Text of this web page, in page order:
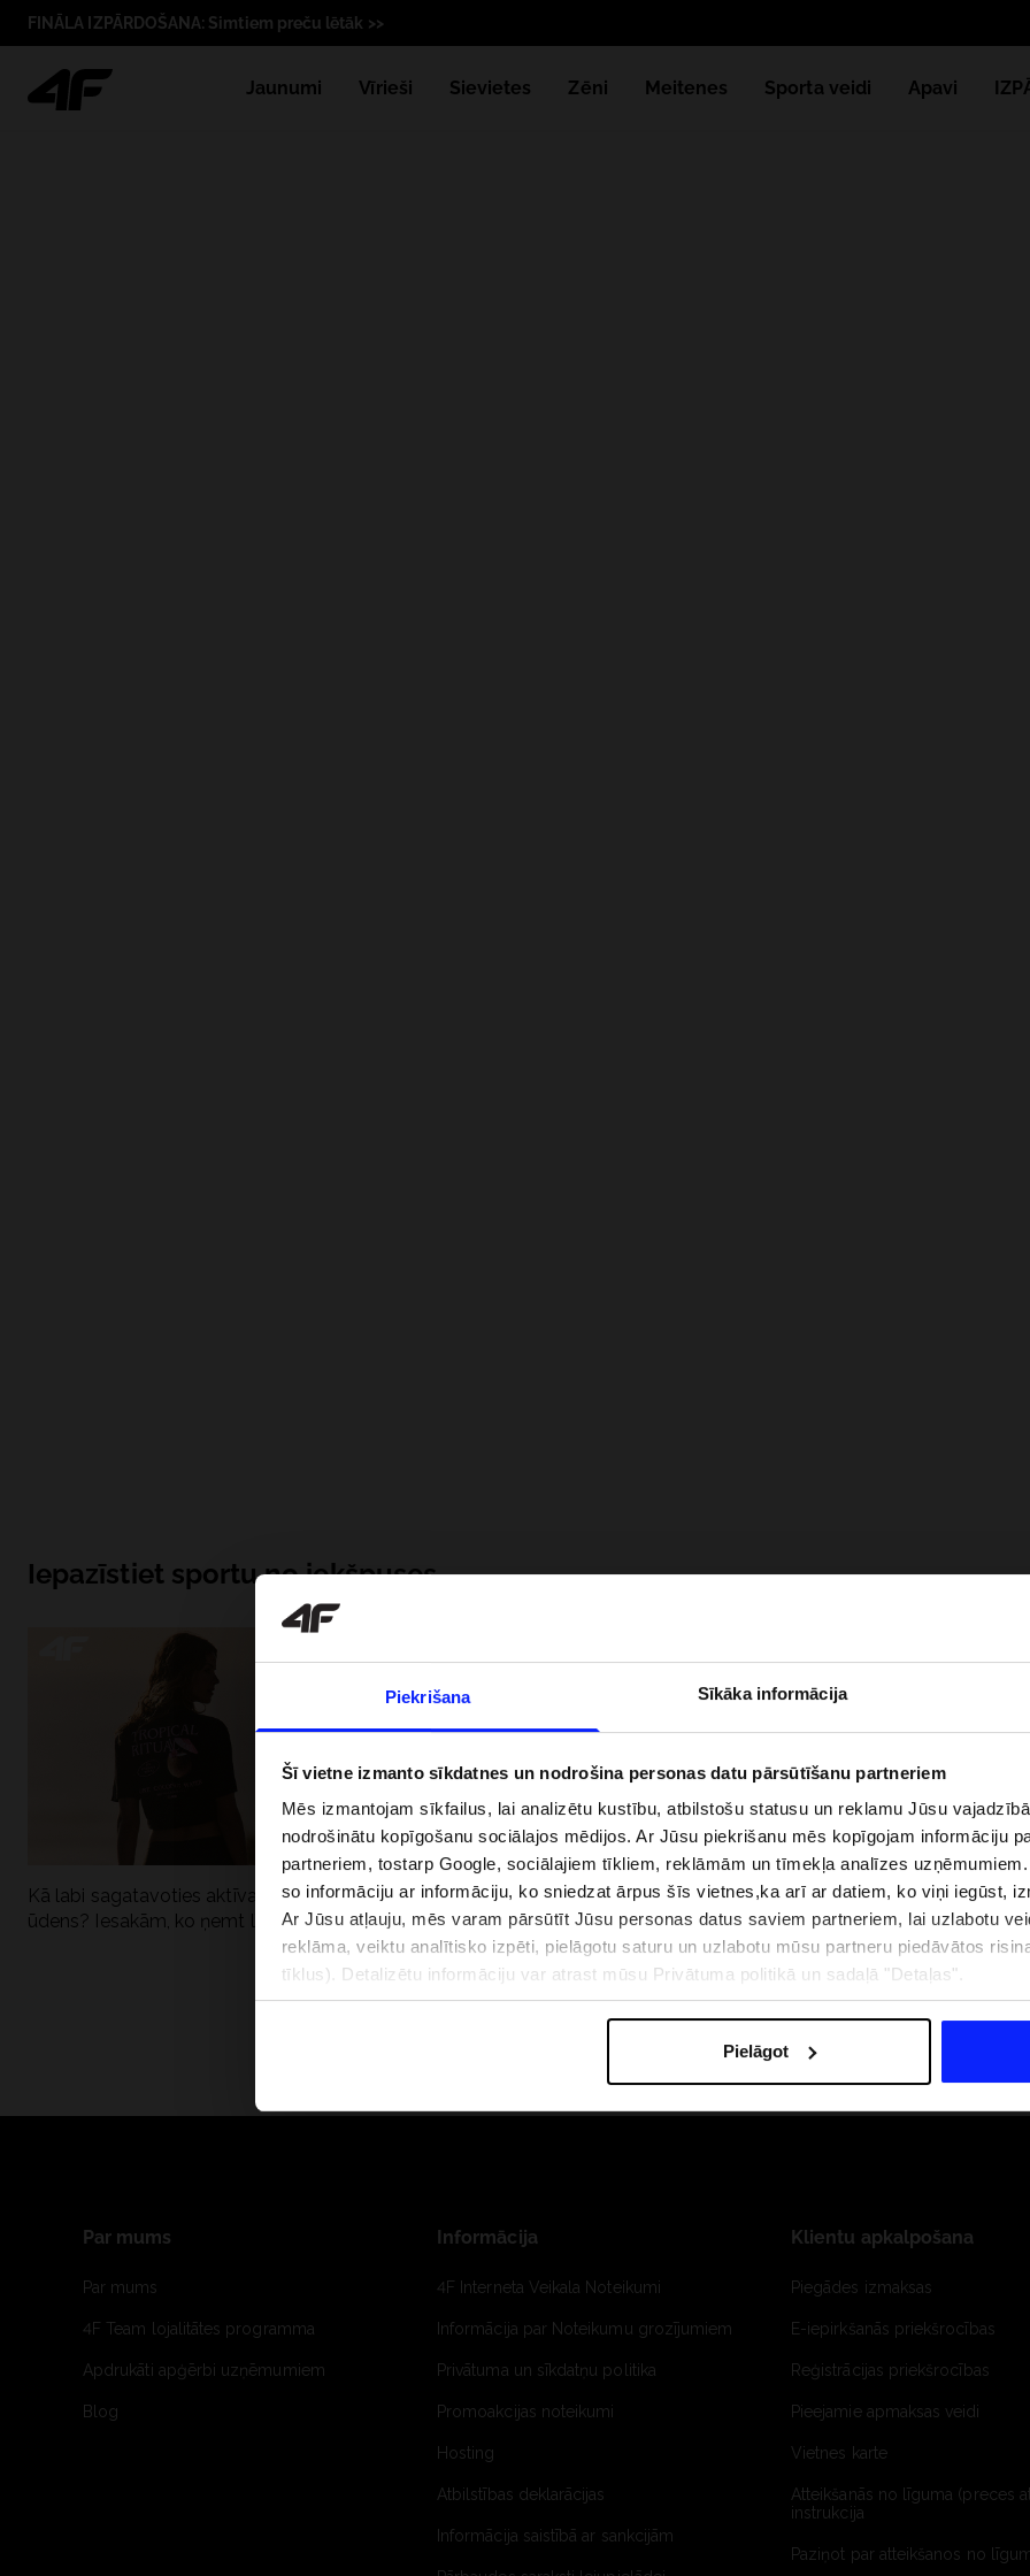
Piekrišana Sīkāka informācija
Šī vietne izmanto sīkdatnes un nodrošina personas datu pārsūtīšanu partneriem
Mēs izmantojam sīkfailus, lai analizētu kustību, atbilstošu statusu un reklamu Jūsu
nodrošinātu kopīgošanu sociālajos mēdijos. Ar Jūsu piekrišanu mēs kopīgojam informāciju
partneriem, tostarp Google, sociālajiem tīkliem, reklāmām un tīmekļa analīzes
so informāciju ar informāciju, ko sniedzat ārpus šīs vietnes,ka arī ar datiem, ko viņi iegūst,
Ar Jūsu atļauju, mēs varam pārsūtīt Jūsu personas datus saviem partneriem, lai uzlabotu
reklāma, veiktu analītisko izpēti, pielāgotu saturu un uzlabotu mūsu partneru piedāvātos
tīklus). Detalizētu informāciju var atrast mūsu Privātuma politikā un sadaļā "Detaļas".
Pielāgot
FINĀLA IZPĀRDOŠANA: Simtiem preču lētāk >> Saņem
Jaunumi Vīrieši Sievietes Zēni Meitenes Sporta veidi Apavi
Iepazīstiet sportu no iekšpuses
Kā labi sagatavoties aktīvai dienai pie
ūdens? Iesakām, ko ņemt līdzi
Kāpēc UV aizsardzībai pie ūdens jābūt
dubultai: UPF apģērbs + SPF
Jaunā 4F tenisa un padela kolekcija.
Sportiska funkcionalitāte satiekas ar
mūsdienīgu stilu
VEIKALU ADRESES B2B 4F TEAM LOJALITĀTES
Par mums
Par mums
4F Team lojalitātes programma
Apdrukāti apģērbi uzņēmumiem
Blog
Informācija
4F Interneta Veikala Noteikumi
Informācija par Noteikumu grozījumiem
Privātuma un sīkdatņu politika
Promoakcijas noteikumi
Hosting
Atbilstības deklarācijas
Informācija saistībā ar sankcijām
Klientu apkalpošana
Piegādes izmaksas
E-iepirkšanās priekšrocības
Reģistrācijas priekšrocības
Pieejamie apmaksas veidi
Vietnes karte
Atteikšanās no līguma (preces
instrukcija
Paziņot par atteikšanos no